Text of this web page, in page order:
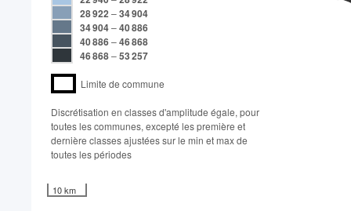
28 922 –34 904
34 904–40 886
40 886–46 868
46 868–53 257
Limite de commune
Discrétisation en classes d'amplitude égale, pour
toutes les communes, excepté les première et
dernière classes ajustées sur le min et max de
toutes les périodes
10 km